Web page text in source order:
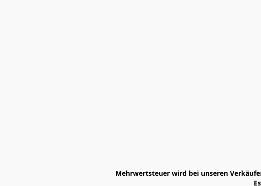
Mehrwertsteuer wird bei unseren